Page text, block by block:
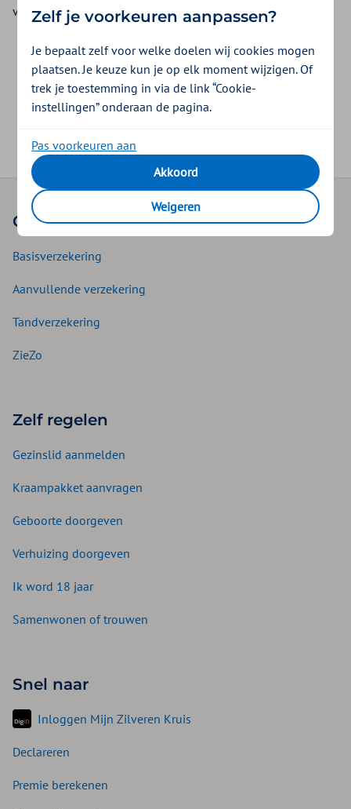
vergoed.
Was dit nuttig?
Ja Nee
Onze verzekeringen
Basisverzekering
Aanvullende verzekering
Tandverzekering
ZieZo
Zelf regelen
Gezinslid aanmelden
Kraampakket aanvragen
Geboorte doorgeven
Verhuizing doorgeven
Ik word 18 jaar
Samenwonen of trouwen
Snel naar
Inloggen Mijn Zilveren Kruis
Declareren
Premie berekenen
Zelf je voorkeuren aanpassen?
Je bepaalt zelf voor welke doelen wij cookies mogen
plaatsen. Je keuze kun je op elk moment wijzigen. Of
trek je toestemming in via de link “Cookie-
instellingen” onderaan de pagina.
Pas voorkeuren aan
Akkoord
Weigeren